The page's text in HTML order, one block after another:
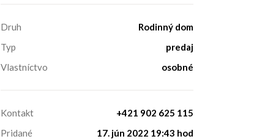
Druh
Rodinný dom
Typ
predaj
Vlastníctvo
osobné
Kontakt
+421 902 625 115
Pridané
17. jún 2022 19:43 hod